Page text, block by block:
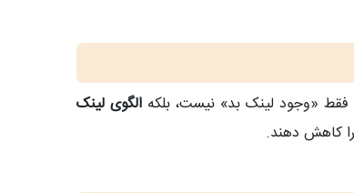
فقط «وجود لینک بد» نیست، بلکهالگوی لینک‌
کاهش دهند.